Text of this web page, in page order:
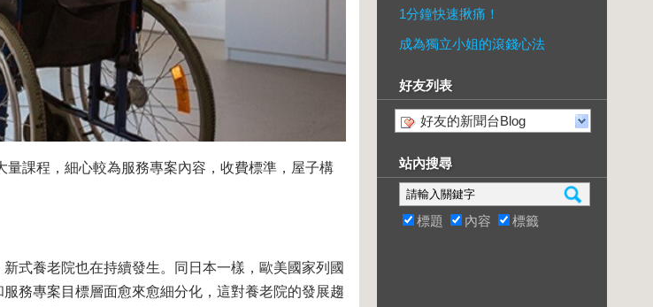
課程，細心較為服務專案內容，收費標準，屋子構
式養老院也在持續發生。同日本一樣，歐美國家列國
務專案目標層面愈來愈細分化，這對養老院的發展趨
1分鐘快速揪痛！
成為獨立小姐的滾錢心法
好友列表
好友的新聞台Blog
站內搜尋
標題 內容 標籤